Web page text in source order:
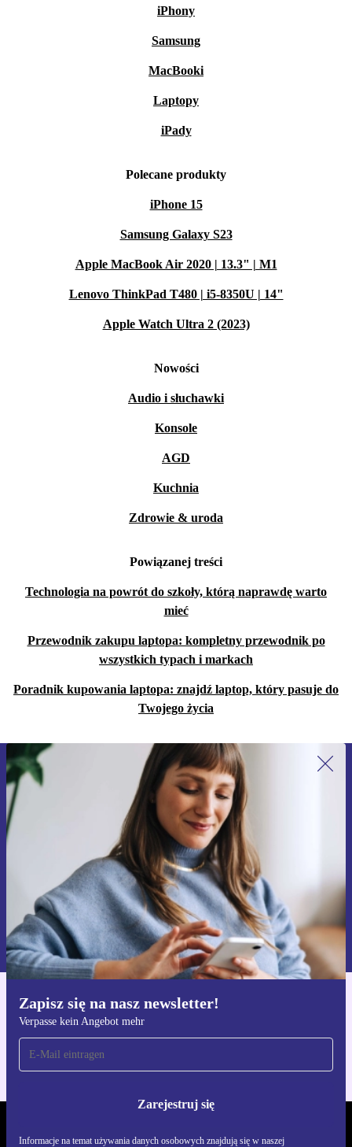
iPhony
Samsung
MacBooki
Laptopy
iPady
Polecane produkty
iPhone 15
Samsung Galaxy S23
Apple MacBook Air 2020 | 13.3" | M1
Lenovo ThinkPad T480 | i5-8350U | 14"
Apple Watch Ultra 2 (2023)
Nowości
Audio i słuchawki
Konsole
AGD
Kuchnia
Zdrowie & uroda
Powiązanej treści
Technologia na powrót do szkoły, którą naprawdę warto
mieć
Przewodnik zakupu laptopa: kompletny przewodnik po
wszystkich typach i markach
Poradnik kupowania laptopa: znajdź laptop, który pasuje do
Twojego życia
Zapisz się na nasz newsletter!
Verpasse kein Angebot mehr
Zarejestruj się
Informacje na temat używania danych osobowych znajdują się w naszej
Zapisz się na nasz newsletter!
Nie przegap żadnej oferty.
Zarejestruj się
Informacje na temat używania danych osobowych znajdują się w
naszej
Polityce prywatności
Pobierz aplikację refurbed
Dla iOS i Android